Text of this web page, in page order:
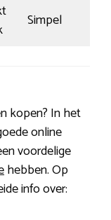
Simpel
kopen? In het
online
voordelige
hebben. Op
info over: